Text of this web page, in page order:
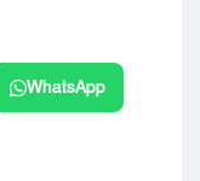
WhatsApp